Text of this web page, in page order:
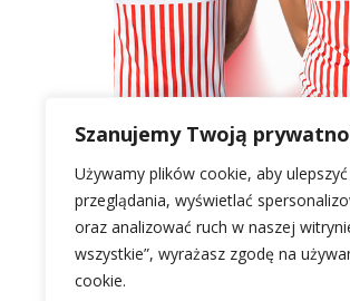
Szanujemy Twoją
Używamy plików cookie, aby
przeglądania, wyświetlać
oraz analizować ruch w naszej
wszystkie”, wyrażasz zgodę na
cookie.
LOKALIZACJA
Al. Piłsudskiego 44
35-001 Rzeszów
O GALERII
Informacje